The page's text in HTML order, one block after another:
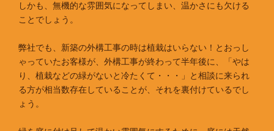
しかも、無機的な雰囲気になってしまい、温かさにも欠ける
ことでしょう。
弊社でも、新築の外構工事の時は植栽はいらない！とおっし
ゃっていたお客様が、外構工事が終わって半年後に、「やは
り、植栽などの緑がないと冷たくて・・・」と相談に来られ
る方が相当数存在していることが、それを裏付けているでし
ょう。